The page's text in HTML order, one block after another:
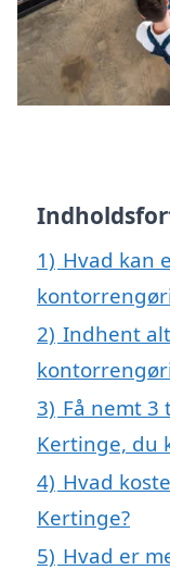
1) Hvad kan
2) Indhent
3) Få nemt
Kertinge, du
4) Hvad
Kertinge?
5) Hvad er